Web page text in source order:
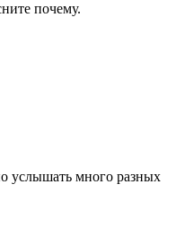
почему.
услышать много разных